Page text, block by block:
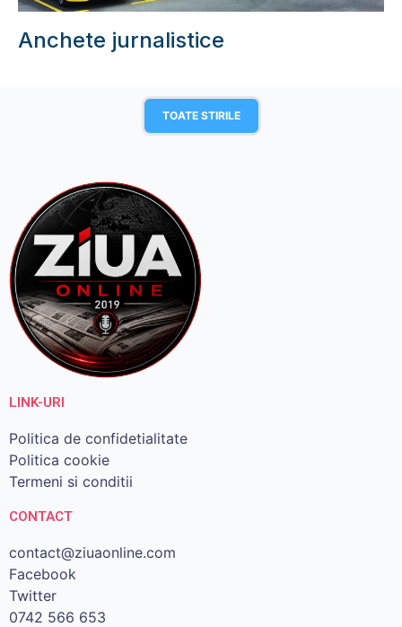
Anchete jurnalistice
TOATE STIRILE
LINK-URI
Politica de confidetialitate
Politica cookie
Termeni si conditii
CONTACT
contact@ziuaonline.com
Facebook
Twitter
0742 566 653